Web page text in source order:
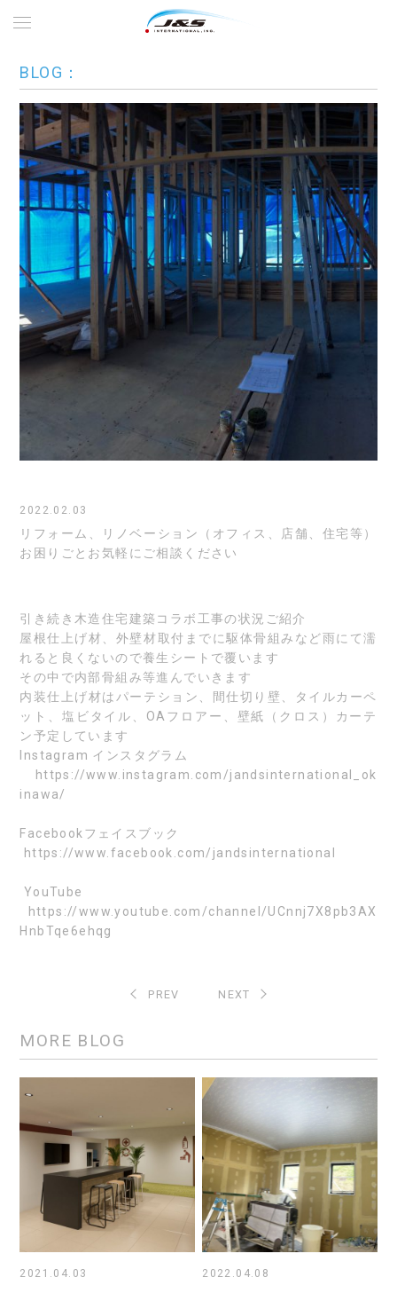
BLOG：
2022.02.03
リフォーム、リノベーション（オフィス、店舗、住宅等）
お困りごとお気軽にご相談ください
引き続き木造住宅建築コラボ工事の状況ご紹介
屋根仕上げ材、外壁材取付までに駆体骨組みなど雨にて濡
れると良くないので養生シートで覆います
その中で内部骨組み等進んでいきます
内装仕上げ材はパーテション、間仕切り壁、タイルカーペ
ット、塩ビタイル、OAフロアー、壁紙（クロス）カーテ
ン予定しています
Instagram インスタグラム
https://www.instagram.com/jandsinternational_ok
inawa/
Facebookフェイスブック
https://www.facebook.com/jandsinternational
YouTube
https://www.youtube.com/channel/UCnnj7X8pb3AX
HnbTqe6ehqg
PREV NEXT
MORE BLOG
2021.04.03 2022.04.08